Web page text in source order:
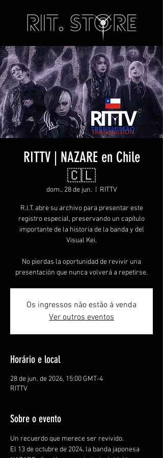
RITTV | NAZARE en Chile
🇨🇱
dom., 28 de jun. RITTV
R.I.T. abre su archivo para presentar este
registro especial, preservando un capítulo
importante de la historia de la banda y del
Visual Kei.
No pierdas la oportunidad de revivir una
presentación que nunca volverá a repetirse.
Os ingressos não estão à venda
Ver outros eventos
Horário e local
28 de jun. de 2026, 15:00 GMT-4
RITTV
Sobre o evento
Un recuerdo que merece ser revivido.
El 13 de octubre de 2024, la banda japonesa